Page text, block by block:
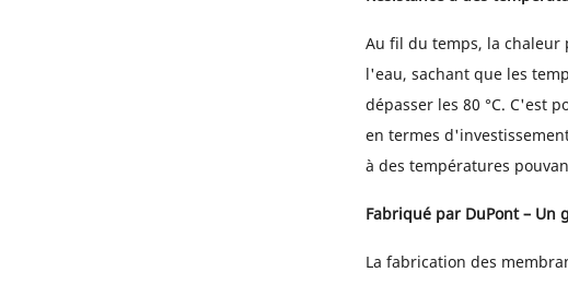
Au fil du temps, la
l'eau, sachant que les
dépasser les 80 °C. C'est
en termes
à des températures
Fabriqué par DuPont – Un
La fabrication des